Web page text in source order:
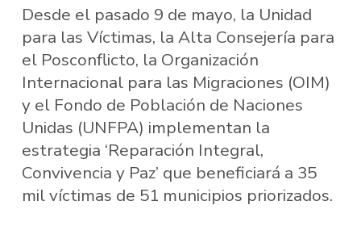
Desde el pasado 9 de mayo, la Unidad
para las Víctimas, la Alta Consejería para
el Posconflicto, la Organización
Internacional para las Migraciones (OIM)
y el Fondo de Población de Naciones
Unidas (UNFPA) implementan la
estrategia ‘Reparación Integral,
Convivencia y Paz’ que beneficiará a 35
mil víctimas de 51 municipios priorizados.